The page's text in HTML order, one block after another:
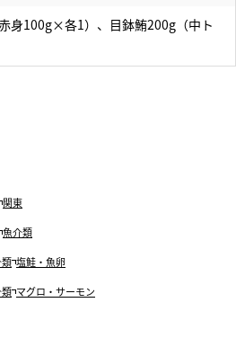
身100g×各1）、目鉢鮪200g（中ト
関東
魚介類
塩鮭・魚卵
マグロ・サーモン